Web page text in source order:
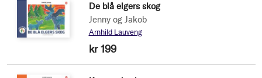
De blå elgers skog
Jenny og Jakob
Arnhild Lauveng
kr 199